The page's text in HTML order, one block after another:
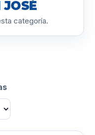
JOSÉ
categoría.